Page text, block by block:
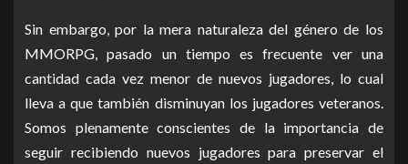
Sin embargo, por la mera naturaleza del género de los
MMORPG, pasado un tiempo es frecuente ver una
cantidad cada vez menor de nuevos jugadores, lo cual
lleva a que también disminuyan los jugadores veteranos.
Somos plenamente conscientes de la importancia de
seguir recibiendo nuevos jugadores para preservar el